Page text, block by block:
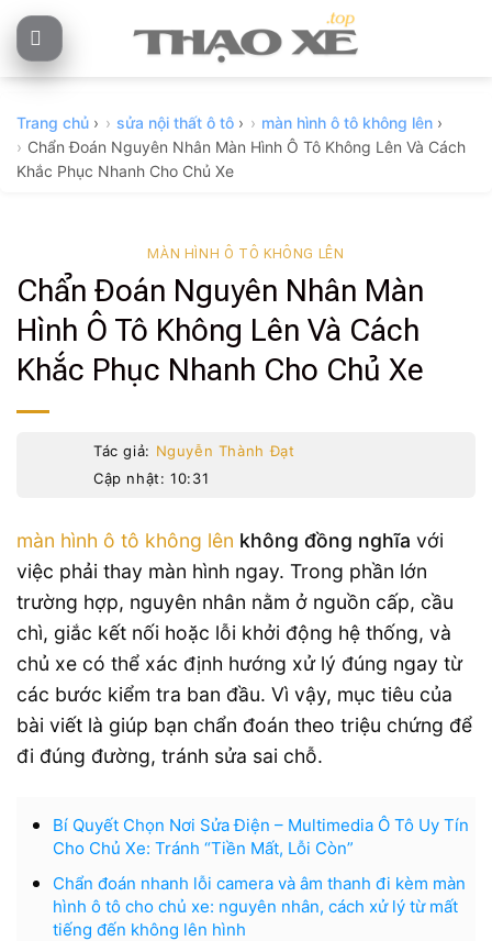
Skip
to
Trang chủ › sửa nội thất ô tô › màn hình ô tô không lên ›
Chẩn Đoán Nguyên Nhân Màn Hình Ô Tô Không Lên Và Cách
Khắc Phục Nhanh Cho Chủ Xe
MÀN HÌNH Ô TÔ KHÔNG LÊN
Chẩn Đoán Nguyên Nhân Màn
Hình Ô Tô Không Lên Và Cách
Khắc Phục Nhanh Cho Chủ Xe
Tác giả: Nguyễn Thành Đạt
Cập nhật: 10:31
màn hình ô tô không lên không đồng nghĩa với
việc phải thay màn hình ngay. Trong phần lớn
trường hợp, nguyên nhân nằm ở nguồn cấp, cầu
chì, giắc kết nối hoặc lỗi khởi động hệ thống, và
chủ xe có thể xác định hướng xử lý đúng ngay từ
các bước kiểm tra ban đầu. Vì vậy, mục tiêu của
bài viết là giúp bạn chẩn đoán theo triệu chứng để
đi đúng đường, tránh sửa sai chỗ.
Bí Quyết Chọn Nơi Sửa Điện – Multimedia Ô Tô Uy Tín
Cho Chủ Xe: Tránh “Tiền Mất, Lỗi Còn”
Chẩn đoán nhanh lỗi camera và âm thanh đi kèm màn
hình ô tô cho chủ xe: nguyên nhân, cách xử lý từ mất
tiếng đến không lên hình